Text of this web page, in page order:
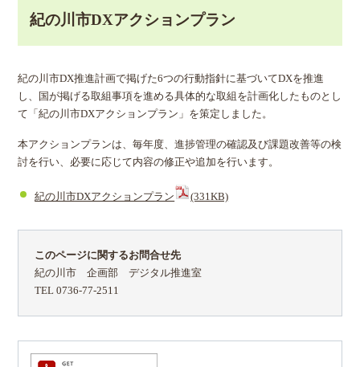
紀の川市DXアクションプラン
紀の川市DX推進計画で掲げた6つの行動指針に基づいてDXを推進
し、国が掲げる取組事項を進める具体的な取組を計画化したものとし
て「紀の川市DXアクションプラン」を策定しました。
本アクションプランは、毎年度、進捗管理の確認及び課題改善等の検
討を行い、必要に応じて内容の修正や追加を行います。
紀の川市DXアクションプラン (331KB)
このページに関するお問合せ先
紀の川市 企画部 デジタル推進室
TEL 0736-77-2511